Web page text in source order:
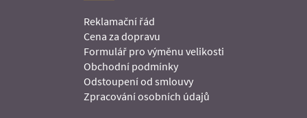
Reklamační řád
Cena za dopravu
Formulář pro výměnu velikosti
Obchodní podmínky
Odstoupení od smlouvy
Zpracování osobních údajů